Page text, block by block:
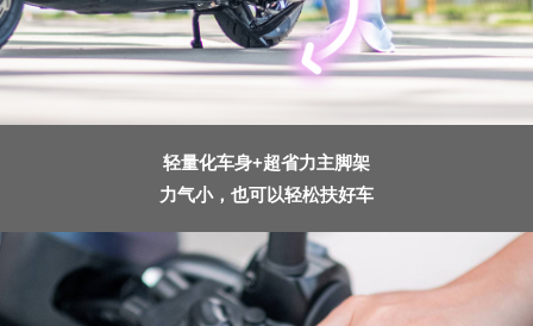
轻量化车身+超省力主脚架
力气小，也可以轻松扶好车